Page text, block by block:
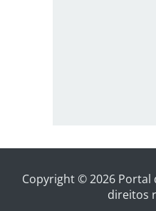
Copyright © 2026 Portal
direitos